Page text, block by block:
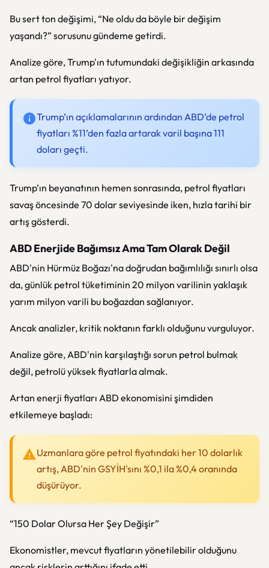
Bu sert ton değişimi, “Ne oldu da böyle bir değişim
yaşandı?” sorusunu gündeme getirdi.
Analize göre, Trump'ın tutumundaki değişikliğin arkasında
artan petrol fiyatları yatıyor.
Trump’ın açıklamalarının ardından ABD’de petrol
fiyatları %11’den fazla artarak varil başına 111
doları geçti.
Trump’ın beyanatının hemen sonrasında, petrol fiyatları
savaş öncesinde 70 dolar seviyesinde iken, hızla tarihi bir
artış gösterdi.
ABD Enerjide Bağımsız Ama Tam Olarak Değil
ABD'nin Hürmüz Boğazı'na doğrudan bağımlılığı sınırlı olsa
da, günlük petrol tüketiminin 20 milyon varilinin yaklaşık
yarım milyon varili bu boğazdan sağlanıyor.
Ancak analizler, kritik noktanın farklı olduğunu vurguluyor.
Analize göre, ABD'nin karşılaştığı sorun petrol bulmak
değil, petrolü yüksek fiyatlarla almak.
Artan enerji fiyatları ABD ekonomisini şimdiden
etkilemeye başladı:
Uzmanlara göre petrol fiyatındaki her 10 dolarlık
artış, ABD'nin GSYİH'sını %0,1 ila %0,4 oranında
düşürüyor.
“150 Dolar Olursa Her Şey Değişir”
Ekonomistler, mevcut fiyatların yönetilebilir olduğunu